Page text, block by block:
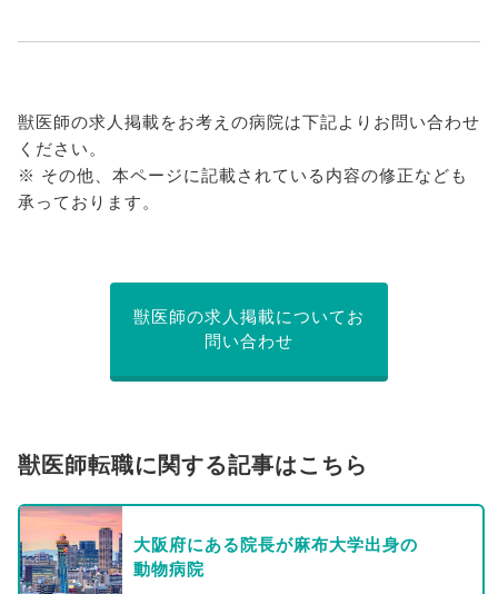
獣医師の求人掲載をお考えの病院は下記よりお問い合わせ
ください。
※ その他、本ページに記載されている内容の修正なども
承っております。
獣医師の求人掲載についてお
問い合わせ
獣医師転職に関する記事はこちら
大阪府にある院長が麻布大学出身の
動物病院